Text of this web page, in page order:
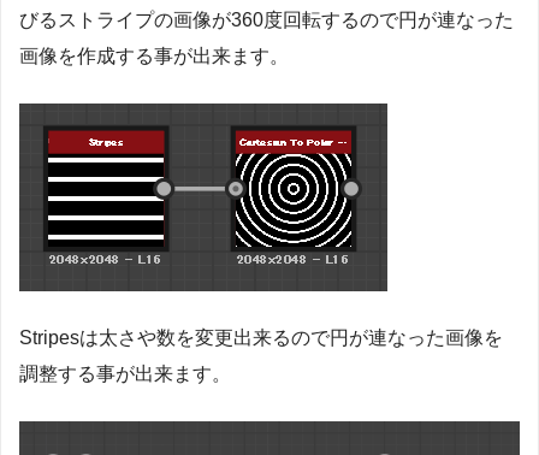
びるストライプの画像が360度回転するので円が連なった
画像を作成する事が出来ます。
Stripesは太さや数を変更出来るので円が連なった画像を
調整する事が出来ます。